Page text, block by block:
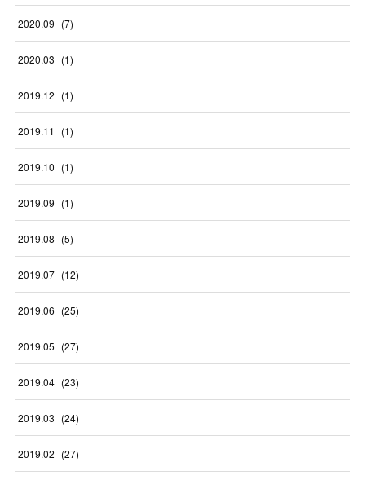
2020.09 (7)
2020.03 (1)
2019.12 (1)
2019.11 (1)
2019.10 (1)
2019.09 (1)
2019.08 (5)
2019.07 (12)
2019.06 (25)
2019.05 (27)
2019.04 (23)
2019.03 (24)
2019.02 (27)